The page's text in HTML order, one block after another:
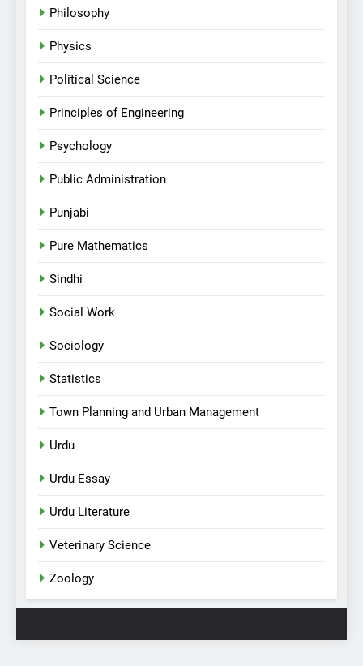
Philosophy
Physics
Political Science
Principles of Engineering
Psychology
Public Administration
Punjabi
Pure Mathematics
Sindhi
Social Work
Sociology
Statistics
Town Planning and Urban Management
Urdu
Urdu Essay
Urdu Literature
Veterinary Science
Zoology